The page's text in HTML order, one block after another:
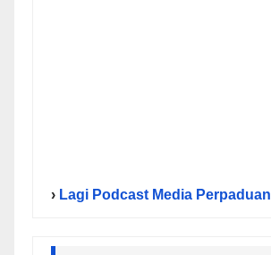
› Lagi Podcast Media Perpaduan